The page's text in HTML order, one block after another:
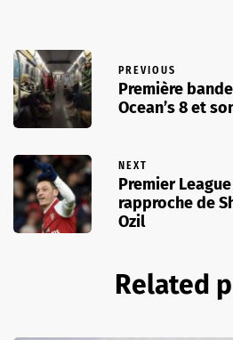
PREVIOUS
Première
Ocean’s 8 et
NEXT
Premier
rapproche de
Ozil
Related